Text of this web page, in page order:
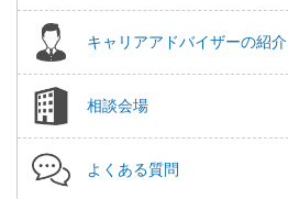
キャリアアドバイザーの紹介
相談会場
よくある質問